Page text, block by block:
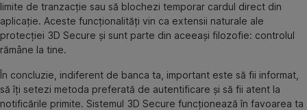
limite de tranzacție sau să blochezi temporar cardul direct din
aplicație. Aceste funcționalități vin ca extensii naturale ale
protecției 3D Secure și sunt parte din aceeași filozofie: controlul
rămâne la tine.
În concluzie, indiferent de banca ta, important este să fii informat,
să îți setezi metoda preferată de autentificare și să fii atent la
notificările primite. Sistemul 3D Secure funcționează în favoarea ta